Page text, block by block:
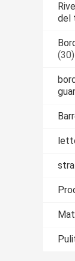
del
(30)